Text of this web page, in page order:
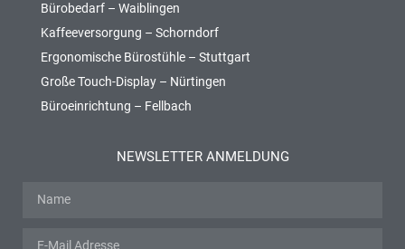
Bürobedarf – Waiblingen
Kaffeeversorgung – Schorndorf
Ergonomische Bürostühle – Stuttgart
Große Touch-Display – Nürtingen
Büroeinrichtung – Fellbach
NEWSLETTER ANMELDUNG